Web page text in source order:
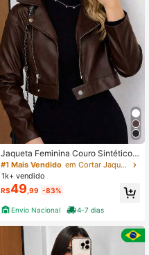
Jaqueta Feminina Couro Sintético
Biker Motoqueira Com Ziper Botões
Elegante Moderna Inverno Outono
São João
#1 Mais Vendido
em Cortar Jaquetas femininas
1k+ vendido
R$49 ,99 -83%
Envio Nacional 4-7 dias